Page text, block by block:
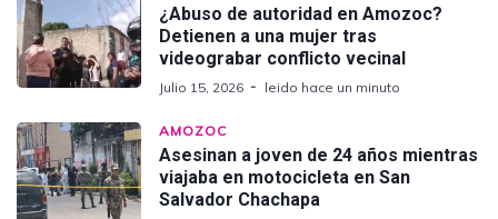
¿Abuso de autoridad en Amozoc?
Detienen a una mujer tras
videograbar conflicto vecinal
Julio 15, 2026 leido hace un minuto
AMOZOC
Asesinan a joven de 24 años mientras
viajaba en motocicleta en San
Salvador Chachapa